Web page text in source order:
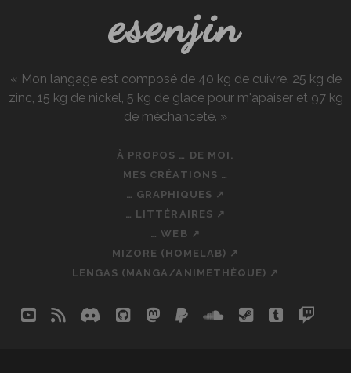
esenjin
« Mon langage est composé de 40 kg de cuivre, 25 kg de
zinc, 15 kg de nickel, 5 kg de glace pour m'apaiser et 97 kg
de méchanceté. »
À PROPOS … DE MOI.
MES CRÉATIONS …
… GRAPHIQUES ↗
… LITTÉRAIRES ↗
… WEB ↗
MIZORE (HOMELAB) ↗
LENGAS (MANGA/ANIMETHÈQUE) ↗
youtube
rss discord
githubmastodon
paypalsoundcloud
steamtumblr